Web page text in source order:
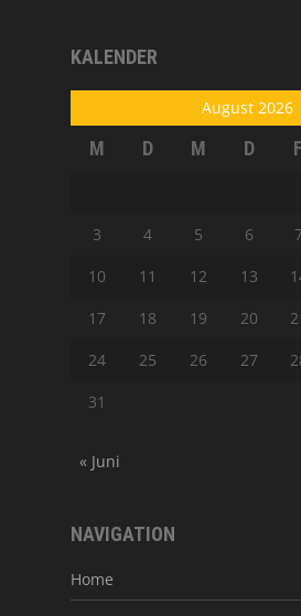
KALENDER
August 2026
M D M D F
3
4 5 6 7
10
11 12 13
17
18 19 20
24
25 26 27
31
« Juni
NAVIGATION
Home